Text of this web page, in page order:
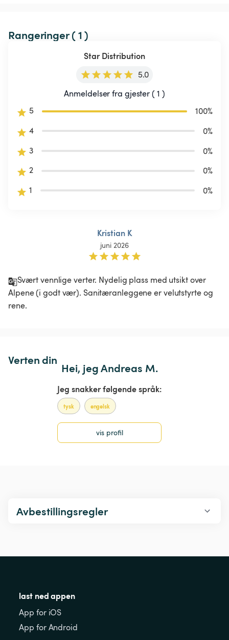
Rangeringer ( 1 )
Star Distribution
5.0
Anmeldelser fra gjester ( 1 )
5
100%
4
0%
3
0%
2
0%
1
0%
Kristian K
juni 2026
Svært vennlige verter. Nydelig plass med utsikt over
Alpene (i godt vær). Sanitæranleggene er velutstyrte og
rene.
Verten din
Hei, jeg Andreas M.
Jeg snakker følgende språk:
tysk engelsk
vis profil
Avbestillingsregler
last ned appen
App for iOS
App for Android